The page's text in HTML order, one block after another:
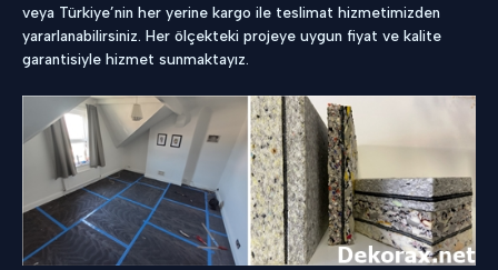
veya Türkiye’nin her yerine kargo ile teslimat hizmetimizden
yararlanabilirsiniz. Her ölçekteki projeye uygun fiyat ve kalite
garantisiyle hizmet sunmaktayız.